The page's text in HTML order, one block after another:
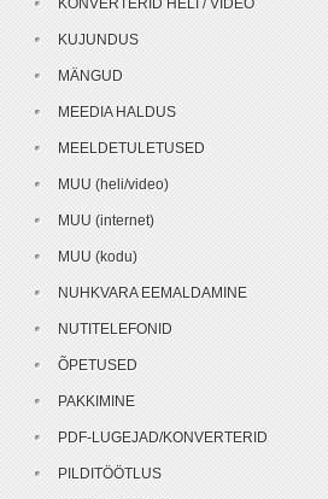
KONVERTERID HELI / VIDEO
KUJUNDUS
MÄNGUD
MEEDIA HALDUS
MEELDETULETUSED
MUU (heli/video)
MUU (internet)
MUU (kodu)
NUHKVARA EEMALDAMINE
NUTITELEFONID
ÕPETUSED
PAKKIMINE
PDF-LUGEJAD/KONVERTERID
PILDITÖÖTLUS